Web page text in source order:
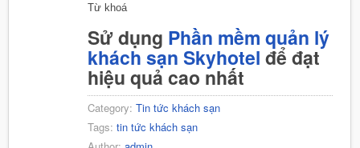
Từ khoá
Sử dụng Phần mềm quản lý
khách sạn Skyhotel để đạt
hiệu quả cao nhất
Category: Tin tức khách sạn
Tags: tin tức khách sạn